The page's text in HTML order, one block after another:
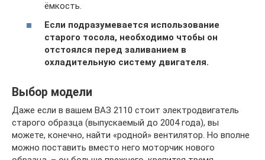
ёмкость.
Если подразумевается использование
старого тосола, необходимо чтобы он
отстоялся перед заливанием в
охладительную систему двигателя.
Выбор модели
Даже если в вашем ВАЗ 2110 стоит электродвигатель
старого образца (выпускаемый до 2004 года), вы
можете, конечно, найти «родной» вентилятор. Но вполне
можно поставить вместо него моторчик нового